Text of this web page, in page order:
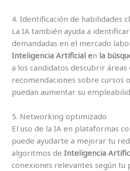
4. Identificación de habilidades
La IA también ayuda a
demandadas en el mercado
Inteligencia Artificial en la
a los candidatos descubrir
recomendaciones sobre cursos
puedan aumentar su
5. Networking optimizado
El uso de la IA en plataformas
puede ayudarte a mejorar tu
algoritmos deInteligencia
conexiones relevantes según